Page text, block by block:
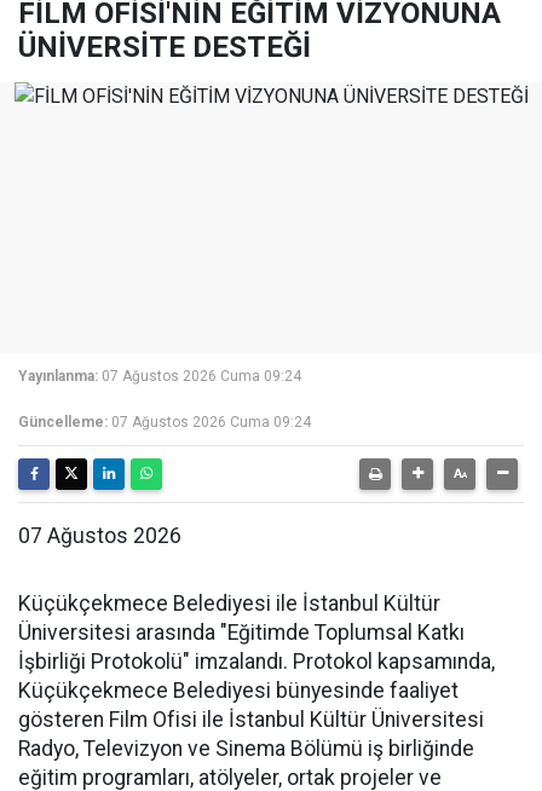
FİLM OFİSİ'NİN EĞİTİM VİZYONUNA
ÜNİVERSİTE DESTEĞİ
Yayınlanma: 07 Ağustos 2026 Cuma 09:24
Güncelleme: 07 Ağustos 2026 Cuma 09:24
07 Ağustos 2026
Küçükçekmece Belediyesi ile İstanbul Kültür
Üniversitesi arasında "Eğitimde Toplumsal Katkı
İşbirliği Protokolü" imzalandı. Protokol kapsamında,
Küçükçekmece Belediyesi bünyesinde faaliyet
gösteren Film Ofisi ile İstanbul Kültür Üniversitesi
Radyo, Televizyon ve Sinema Bölümü iş birliğinde
eğitim programları, atölyeler, ortak projeler ve